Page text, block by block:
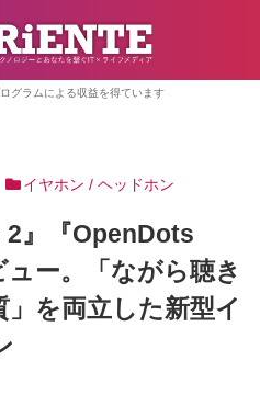
グラムによる収益を得ています
イヤホン / ヘッドホン
』『OpenDots
ー。「ながら聴き
を両立した新型イ